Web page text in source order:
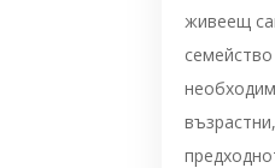
живеещ